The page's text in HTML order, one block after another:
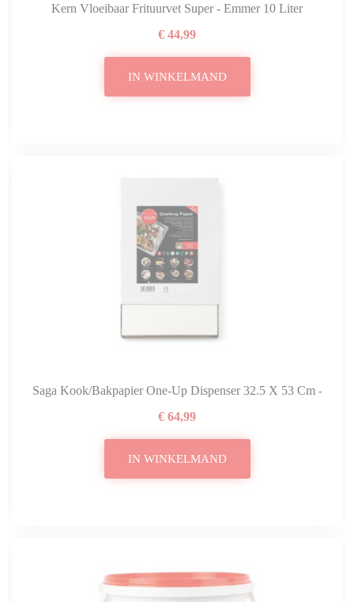
Kern Vloeibaar Frituurvet Super - Emmer 10 Liter
€ 44,99
IN WINKELMAND
Saga Kook/bakpapier One-Up Dispenser 32.5 X 53 Cm - Pak
€ 64,99
IN WINKELMAND